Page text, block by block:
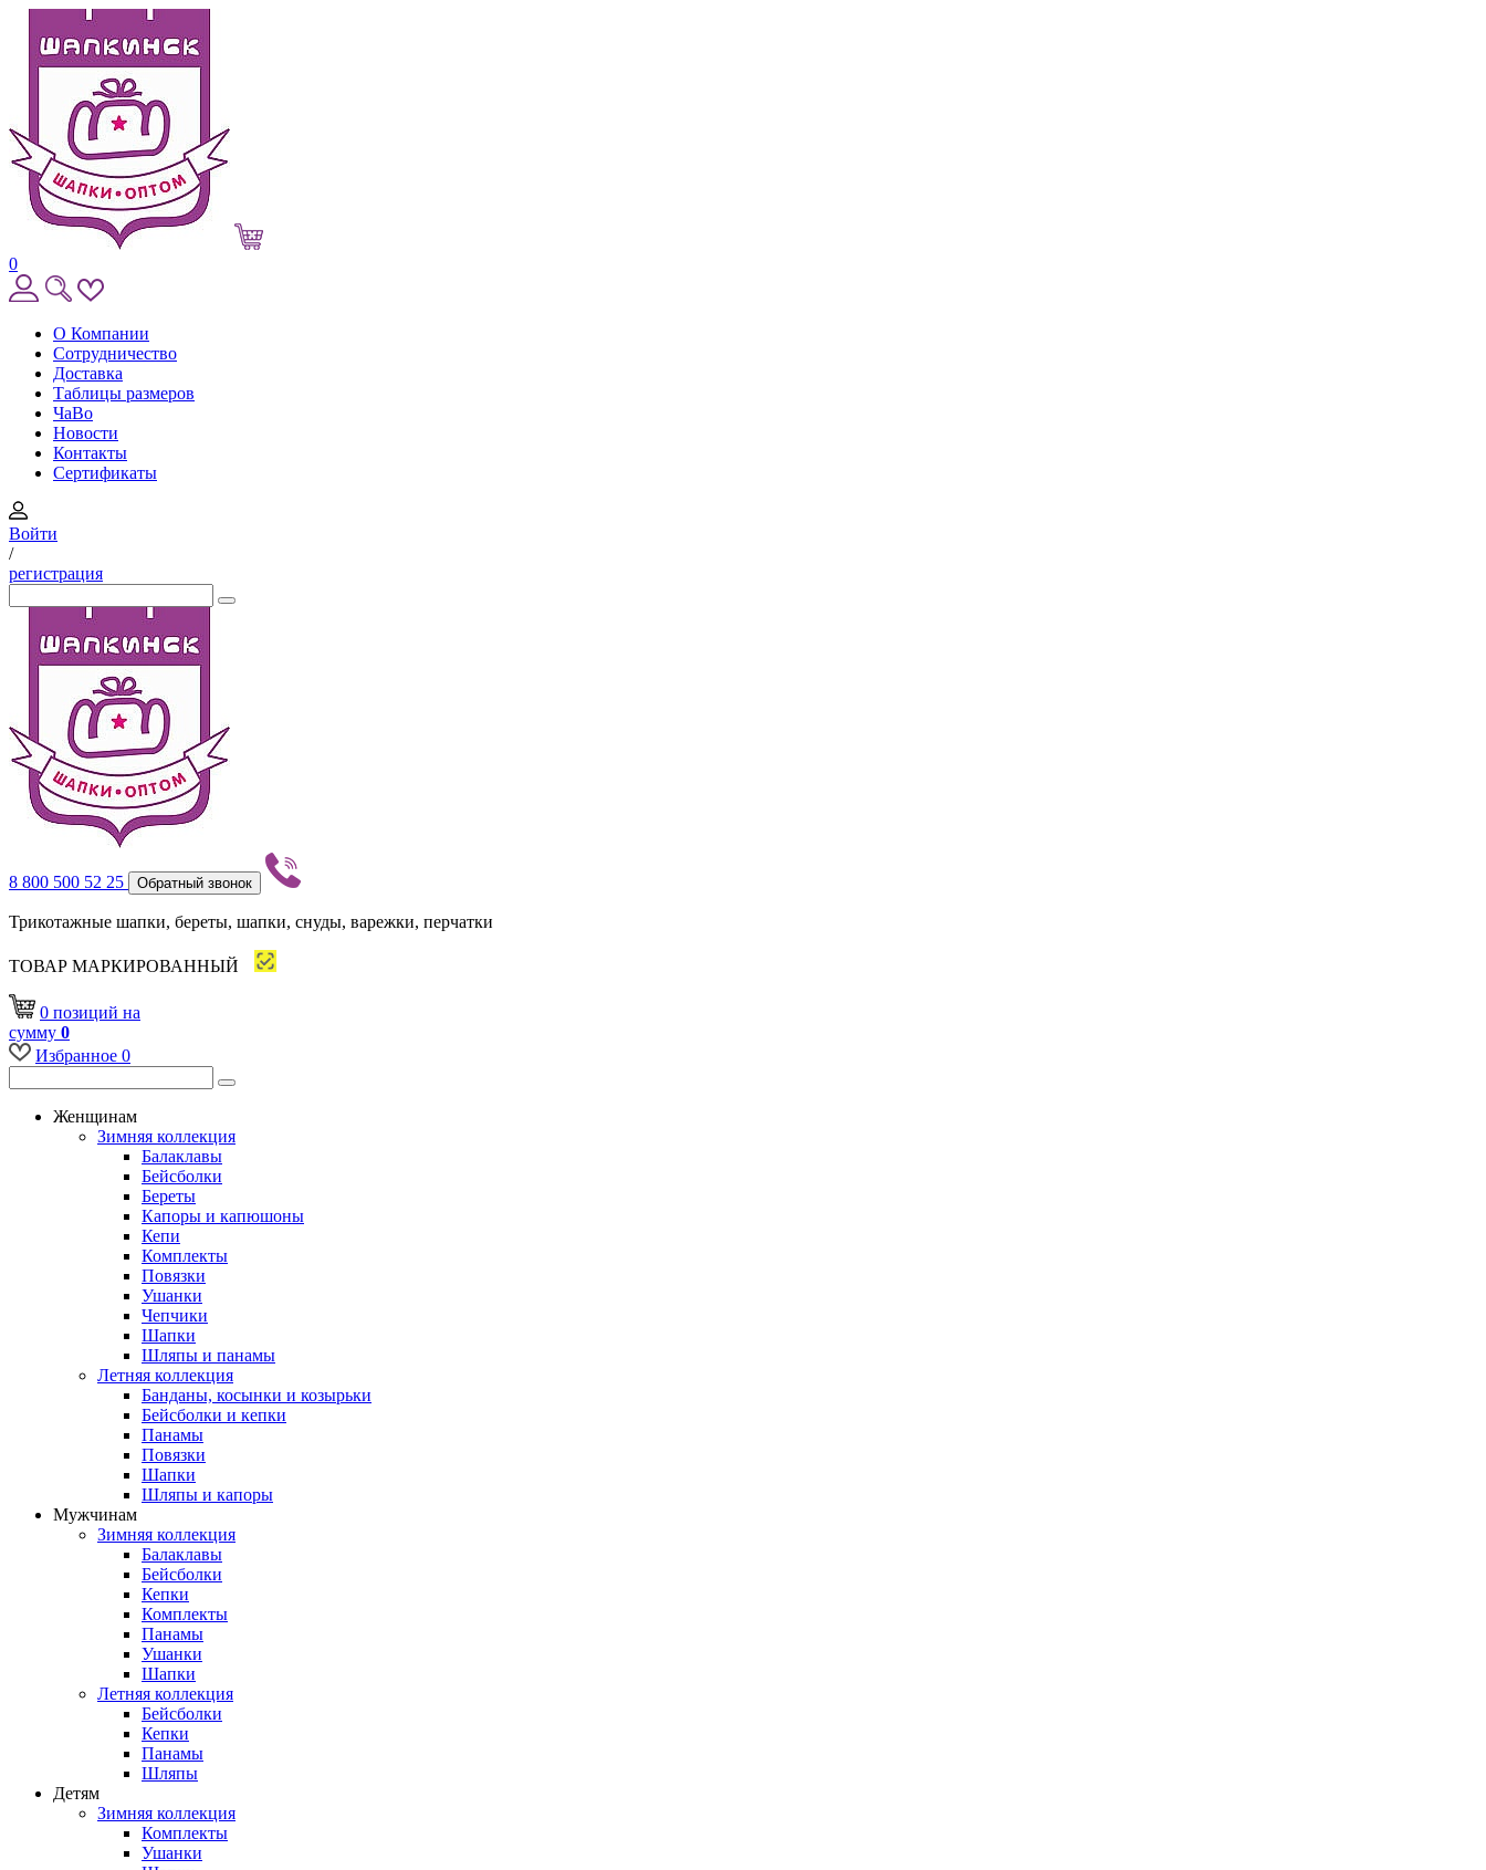
0
О Компании
Сотрудничество
Доставка
Таблицы размеров
ЧаВо
Новости
Контакты
Сертификаты
Войти
/
регистрация
8 800 500 52 25 Обратный звонок
Трикотажные шапки, береты, шапки, снуды, варежки, перчатки
ТОВАР МАРКИРОВАННЫЙ
0 позиций на
сумму 0
Избранное 0
Женщинам
Зимняя коллекция
Балаклавы
Бейсболки
Береты
Капоры и капюшоны
Кепи
Комплекты
Повязки
Ушанки
Чепчики
Шапки
Шляпы и панамы
Летняя коллекция
Банданы, косынки и козырьки
Бейсболки и кепки
Панамы
Повязки
Шапки
Шляпы и капоры
Мужчинам
Зимняя коллекция
Балаклавы
Бейсболки
Кепки
Комплекты
Панамы
Ушанки
Шапки
Летняя коллекция
Бейсболки
Кепки
Панамы
Шляпы
Детям
Зимняя коллекция
Комплекты
Ушанки